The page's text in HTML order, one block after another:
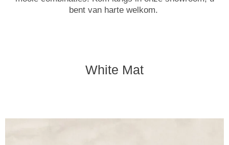
bent van harte welkom.
White Mat